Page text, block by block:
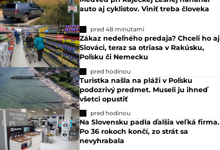
auto aj cyklistov. Viniť treba človeka
pred 48 minútami
Zákaz nedeľného predaja? Chceli ho aj
Slováci, teraz sa otriasa v Rakúsku,
Poľsku či Nemecku
pred hodinou
Turistka našla na pláži v Poľsku
podozrivý predmet. Museli ju ihneď
všetci opustiť
pred hodinou
Na Slovensku padla ďalšia veľká firma.
Po 36 rokoch končí, zo strát sa
nevyhrabala